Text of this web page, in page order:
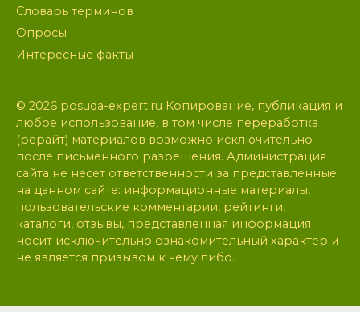
Словарь терминов
Опросы
Интересные факты
© 2026 posuda-expert.ru Копирование, публикация и
любое использование, в том числе переработка
(рерайт) материалов возможно исключительно
после письменного разрешения. Администрация
сайта не несет ответственности за представленные
на данном сайте: информационные материалы,
пользовательские комментарии, рейтинги,
каталоги, отзывы, представленная информация
носит исключительно ознакомительный характер и
не является призывом к чему либо.